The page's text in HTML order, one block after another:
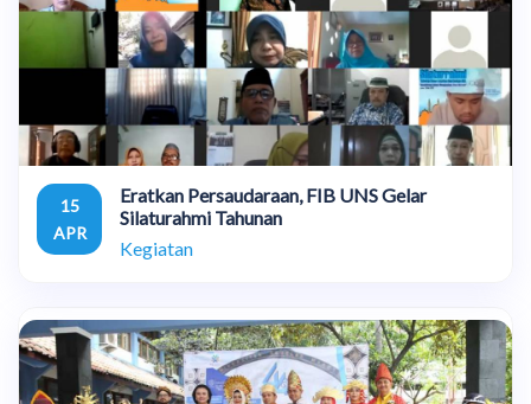
15
APR
Eratkan Persaudaraan, FIB UNS Gelar
Silaturahmi Tahunan
Kegiatan